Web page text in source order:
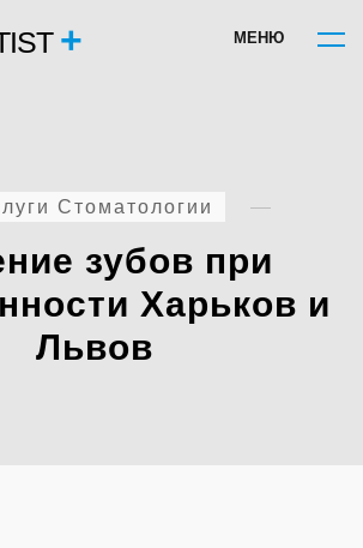
+ М ЕН Ю
Стоматологии
зубов при
Харьков и
Львов